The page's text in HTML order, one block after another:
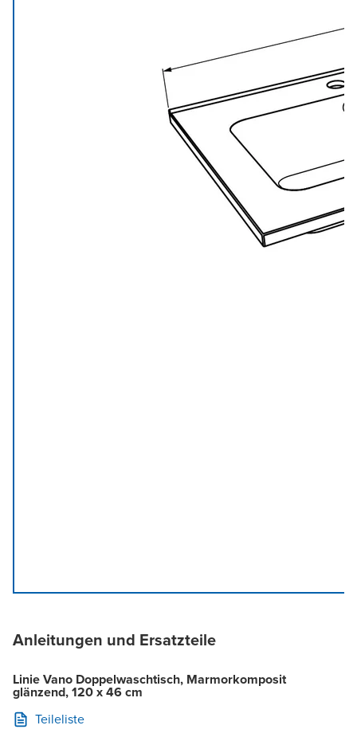
Anleitungen und Ersatzteile
Linie Vano Doppelwaschtisch, Marmorkomposit
glänzend, 120 x 46 cm
Teileliste